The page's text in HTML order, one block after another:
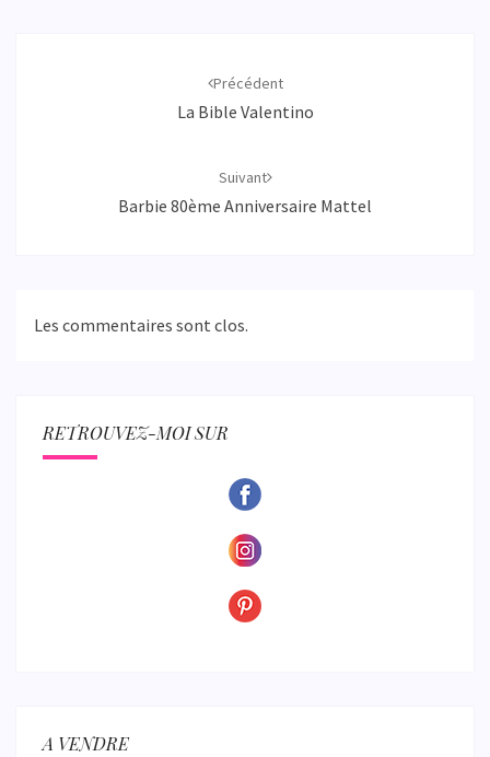
Précédent
La Bible Valentino
Suivant
Barbie 80ème Anniversaire Mattel
Les commentaires sont clos.
RETROUVEZ-MOI SUR
A VENDRE